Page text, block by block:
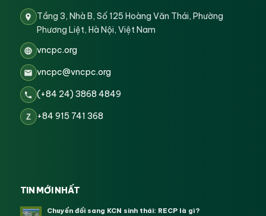
Tầng 3, Nhà B, Số 125 Hoàng Văn Thái, Phường
Phương Liệt, Hà Nội, Việt Nam
vncpc.org
vncpc@vncpc.org
(+84 24) 3868 4849
Z +84 915 741 368
TIN MỚI NHẤT
Chuyển đổi sang KCN sinh thái: RECP là gì?